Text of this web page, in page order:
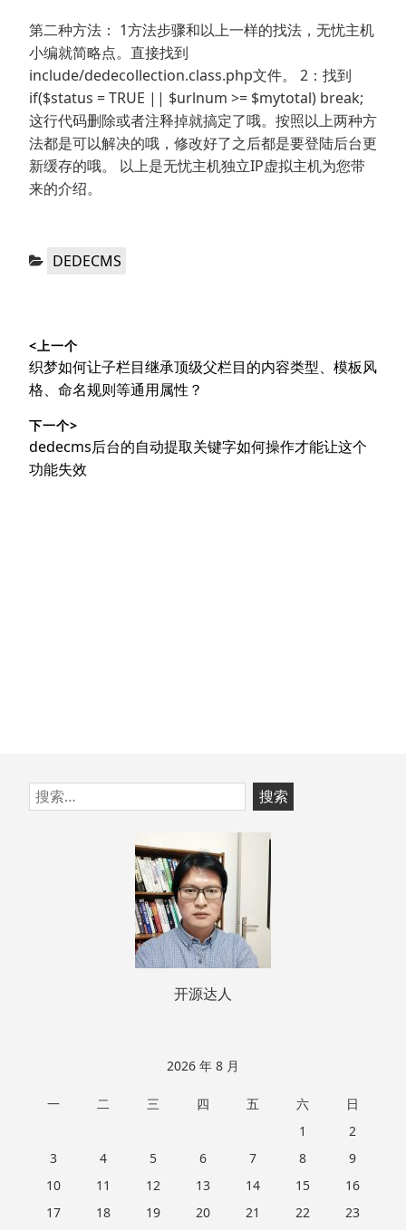
第二种方法： 1方法步骤和以上一样的找法，无忧主机
小编就简略点。直接找到
include/dedecollection.class.php文件。 2：找到
if($status = TRUE || $urlnum >= $mytotal) break;
这行代码删除或者注释掉就搞定了哦。按照以上两种方
法都是可以解决的哦，修改好了之后都是要登陆后台更
新缓存的哦。 以上是无忧主机独立IP虚拟主机为您带
来的介绍。
分
DEDECMS
章
导
航
<上一个
上
篇
章：
织梦如何让子栏目继承顶级父栏目的内容类型、模板风
格、命名规则等通用属性？
下一个>
下
篇
dedecms后台的自动提取关键字如何操作才能让这个
功能失效
跳
至
搜
索：
开源达人
2026 年 8 月
一 二 三 四 五 六
日
1
2
3
4 5 6 7 8
9
10
11 12 13 14 15
16
17
18 19 20 21 22 23